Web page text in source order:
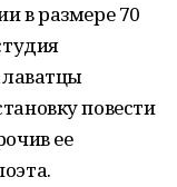
в размере 70
повести
ее